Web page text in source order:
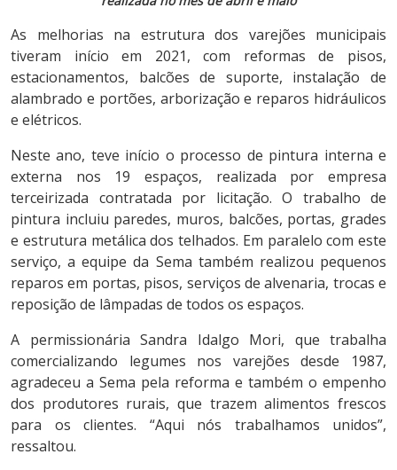
As melhorias na estrutura dos varejões municipais
tiveram início em 2021, com reformas de pisos,
estacionamentos, balcões de suporte, instalação de
alambrado e portões, arborização e reparos hidráulicos
e elétricos.
Neste ano, teve início o processo de pintura interna e
externa nos 19 espaços, realizada por empresa
terceirizada contratada por licitação. O trabalho de
pintura incluiu paredes, muros, balcões, portas, grades
e estrutura metálica dos telhados. Em paralelo com este
serviço, a equipe da Sema também realizou pequenos
reparos em portas, pisos, serviços de alvenaria, trocas e
reposição de lâmpadas de todos os espaços.
A permissionária Sandra Idalgo Mori, que trabalha
comercializando legumes nos varejões desde 1987,
agradeceu a Sema pela reforma e também o empenho
dos produtores rurais, que trazem alimentos frescos
para os clientes. “Aqui nós trabalhamos unidos”,
ressaltou.